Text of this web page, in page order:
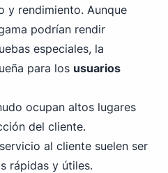
y rendimiento. Aunque
podrían rendir
especiales, la
para los usuarios
ocupan altos lugares
del cliente.
al cliente suelen ser
rápidas y útiles.